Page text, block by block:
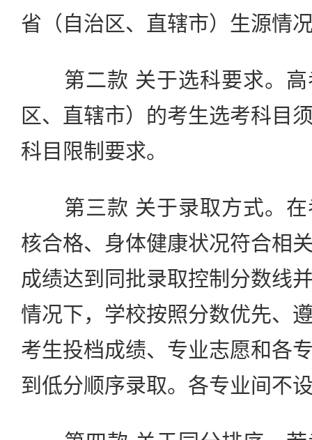
省（自治区、直辖市）生源情
第二款 关于选科要求。高
区、直辖市）的考生选考科目
科目限制要求。
第三款 关于录取方式。在
核合格、身体健康状况符合相
成绩达到同批录取控制分数线
情况下，学校按照分数优先、
考生投档成绩、专业志愿和各
到低分顺序录取。各专业间不